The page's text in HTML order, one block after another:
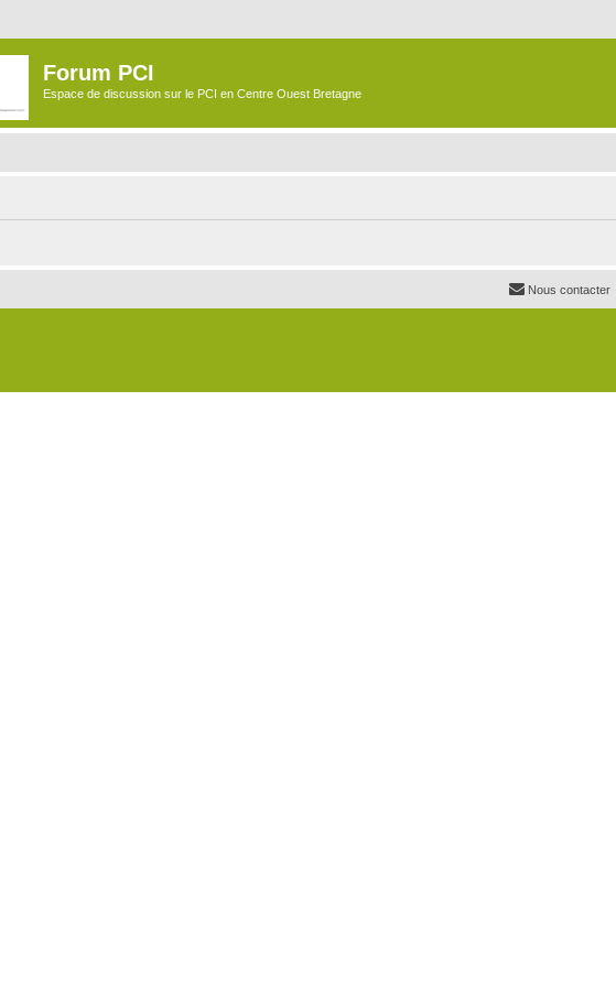
Forum PCI
Espace de discussion sur le PCI en Centre Ouest Bretagne
Nous contacter